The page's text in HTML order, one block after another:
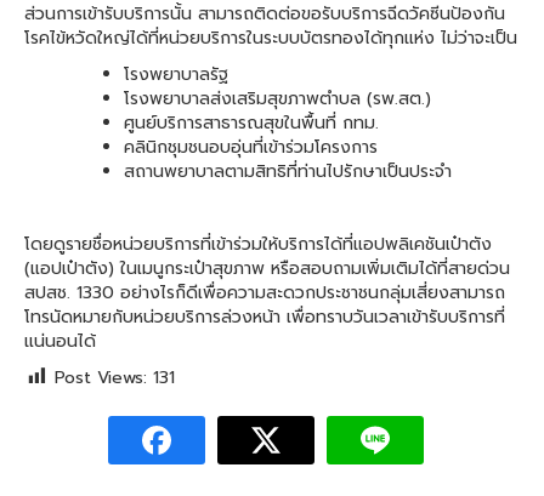
ส่วนการเข้ารับบริการนั้น สามารถติดต่อขอรับบริการฉีดวัคซีนป้องกัน
โรคไข้หวัดใหญ่ได้ที่หน่วยบริการในระบบบัตรทองได้ทุกแห่ง ไม่ว่าจะเป็น
โรงพยาบาลรัฐ
โรงพยาบาลส่งเสริมสุขภาพตำบล (รพ.สต.)
ศูนย์บริการสาธารณสุขในพื้นที่ กทม.
คลินิกชุมชนอบอุ่นที่เข้าร่วมโครงการ
สถานพยาบาลตามสิทธิที่ท่านไปรักษาเป็นประจำ
โดยดูรายชื่อหน่วยบริการที่เข้าร่วมให้บริการได้ที่แอปพลิเคชันเป๋าตัง
(แอปเป๋าตัง) ในเมนูกระเป๋าสุขภาพ หรือสอบถามเพิ่มเติมได้ที่สายด่วน
สปสช. 1330 อย่างไรก็ดีเพื่อความสะดวกประชาชนกลุ่มเสี่ยงสามารถ
โทรนัดหมายกับหน่วยบริการล่วงหน้า เพื่อทราบวันเวลาเข้ารับบริการที่
แน่นอนได้
Post Views: 131